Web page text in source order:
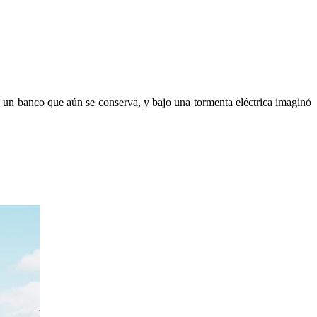
banco que aún se conserva, y bajo una tormenta eléctrica imaginó